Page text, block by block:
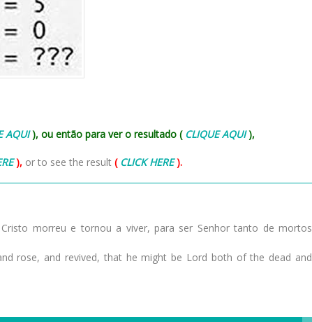
AQUI), ou então para ver o resultado ( CLIQUE AQUI),
), or to see the result ( CLICK HERE).
morreu e tornou a viver, para ser Senhor tanto de mortos
rose, and revived, that he might be Lord both of the dead and